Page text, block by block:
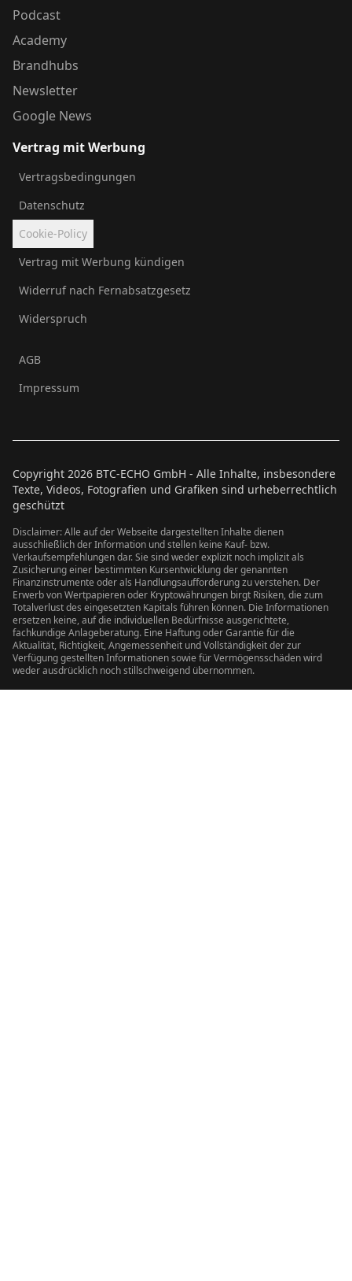
Podcast
Academy
Brandhubs
Newsletter
Google News
Vertrag mit Werbung
Vertragsbedingungen
Datenschutz
Cookie-Policy
Vertrag mit Werbung kündigen
Widerruf nach Fernabsatzgesetz
Widerspruch
AGB
Impressum
Copyright 2026 BTC-ECHO GmbH - Alle Inhalte, insbesondere
Texte, Videos, Fotografien und Grafiken sind urheberrechtlich
geschützt
Disclaimer: Alle auf der Webseite dargestellten Inhalte dienen
ausschließlich der Information und stellen keine Kauf- bzw.
Verkaufsempfehlungen dar. Sie sind weder explizit noch implizit als
Zusicherung einer bestimmten Kursentwicklung der genannten
Finanzinstrumente oder als Handlungsaufforderung zu verstehen. Der
Erwerb von Wertpapieren oder Kryptowährungen birgt Risiken, die zum
Totalverlust des eingesetzten Kapitals führen können. Die Informationen
ersetzen keine, auf die individuellen Bedürfnisse ausgerichtete,
fachkundige Anlageberatung. Eine Haftung oder Garantie für die
Aktualität, Richtigkeit, Angemessenheit und Vollständigkeit der zur
Verfügung gestellten Informationen sowie für Vermögensschäden wird
weder ausdrücklich noch stillschweigend übernommen.